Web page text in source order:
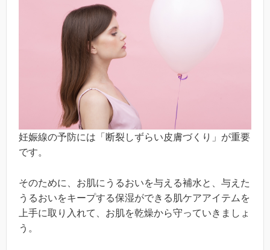
妊娠線の予防には「断裂しずらい皮膚づくり」が重要
です。
そのために、お肌にうるおいを与える補水と、与えた
うるおいをキープする保湿ができる肌ケアアイテムを
上手に取り入れて、お肌を乾燥から守っていきましょ
う。